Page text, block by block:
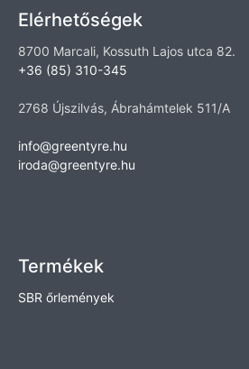
Elérhetőségek
8700 Marcali, Kossuth Lajos utca 82.
+36 (85) 310-345
2768 Újszilvás, Ábrahámtelek 511/A
info@greentyre.hu
iroda@greentyre.hu
Termékek
SBR őrlemények